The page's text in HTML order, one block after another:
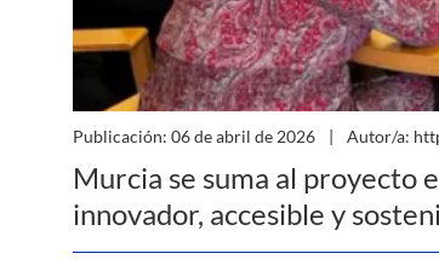
Publicación: 06 de abril de 2026 Autor/a:
Murcia se suma al proyecto
innovador, accesible y